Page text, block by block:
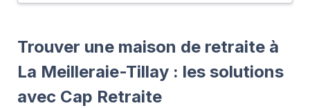
Trouver une maison de retraite à
La Meilleraie-Tillay : les solutions
avec Cap Retraite